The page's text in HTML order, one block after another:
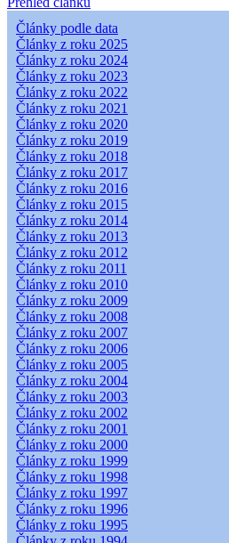
Články podle data
Články z roku 2025
Články z roku 2024
Články z roku 2023
Články z roku 2022
Články z roku 2021
Články z roku 2020
Články z roku 2019
Články z roku 2018
Články z roku 2017
Články z roku 2016
Články z roku 2015
Články z roku 2014
Články z roku 2013
Články z roku 2012
Články z roku 2011
Články z roku 2010
Články z roku 2009
Články z roku 2008
Články z roku 2007
Články z roku 2006
Články z roku 2005
Články z roku 2004
Články z roku 2003
Články z roku 2002
Články z roku 2001
Články z roku 2000
Články z roku 1999
Články z roku 1998
Články z roku 1997
Články z roku 1996
Články z roku 1995